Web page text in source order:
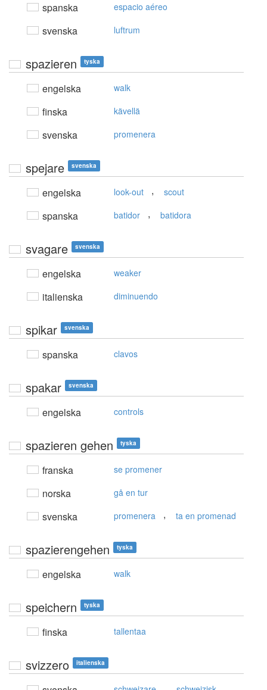
spanska espacio aéreo
svenska luftrum
spazieren tyska
engelska walk
finska kävellä
svenska promenera
spejare svenska
engelska look-out , scout
spanska batidor , batidora
svagare svenska
engelska weaker
italienska diminuendo
spikar svenska
spanska clavos
spakar svenska
engelska controls
spazieren gehen tyska
franska se promener
norska gå en tur
svenska promenera , ta en promenad
spazierengehen tyska
engelska walk
speichern tyska
finska tallentaa
svizzero italienska